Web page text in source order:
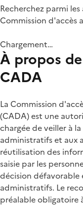
Recherchez parmi
Commission d'accès
Chargement…
À propos
CADA
La Commission
(CADA) est une
chargée de veiller à
administratifs et aux
réutilisation des
saisie par les
décision défavorable
administratifs. Le
préalable obligatoire